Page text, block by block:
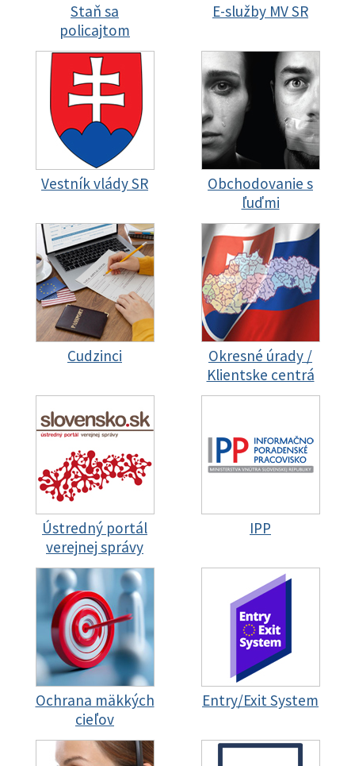
Staň sa
policajtom
E-služby MV SR
Vestník vlády SR
Obchodovanie s
ľuďmi
Cudzinci
Okresné úrady /
Klientske centrá
Ústredný portál
verejnej správy
IPP
Ochrana mäkkých
cieľov
Entry/Exit System